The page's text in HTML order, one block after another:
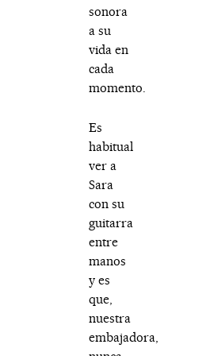
sonora
a su
vida en
cada
momento.
Es
habitual
ver a
Sara
con su
guitarra
entre
manos
y es
que,
nuestra
embajadora,